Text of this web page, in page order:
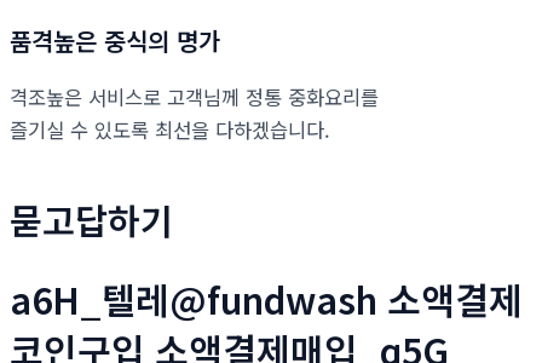
품격높은 중식의 명가
격조높은 서비스로 고객님께 정통 중화요리를
즐기실 수 있도록 최선을 다하겠습니다.
묻고답하기
a6H_텔레@fundwash 소액결제
코인구입 소액결제매입_q5G